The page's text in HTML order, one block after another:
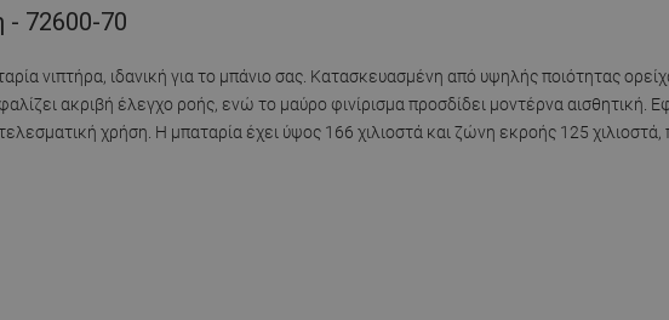
- 72600-70
νιπτήρα, ιδανική για το μπάνιο σας. Κατασκευασμένη από υψηλής ποιότητας
ακριβή έλεγχο ροής, ενώ το μαύρο φινίρισμα προσδίδει μοντέρνα αισθητική.
χρήση. Η μπαταρία έχει ύψος 166 χιλιοστά και ζώνη εκροής 125